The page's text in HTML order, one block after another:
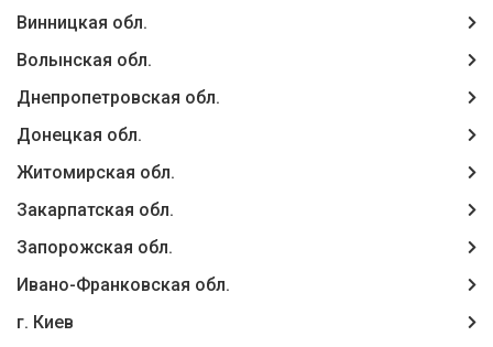
Винницкая обл.
Волынская обл.
Днепропетровская обл.
Донецкая обл.
Житомирская обл.
Закарпатская обл.
Запорожская обл.
Ивано-Франковская обл.
г. Киев